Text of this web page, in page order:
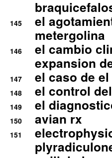
145
el
metergolina
146
el cambio
expansion
147 el caso de
148 el control
149 el
150 avian rx
151